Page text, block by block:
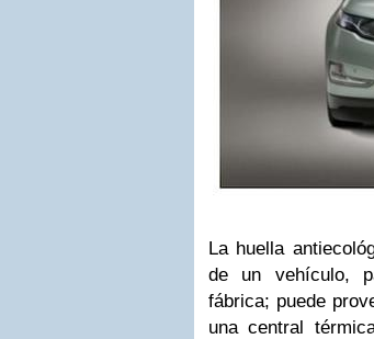
La huella
de un vehículo,
fábrica; puede
una central